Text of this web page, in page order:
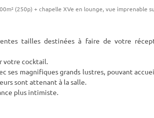
(250p) + chapelle XVe en lounge, vue imprenable
tailles destinées à faire de votre
votre cocktail.
ses magnifiques grands lustres, pouvant
sont attenant à la salle.
plus intimiste.